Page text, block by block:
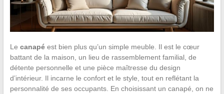
Le canapéest bien plus qu’un simple meuble. Il est le cœur
battant de la maison, un lieu de rassemblement familial, de
détente personnelle et une pièce maîtresse du design
d’intérieur. Il incarne le confort et le style, tout en reflétant la
personnalité de ses occupants. En choisissant un canapé, on ne